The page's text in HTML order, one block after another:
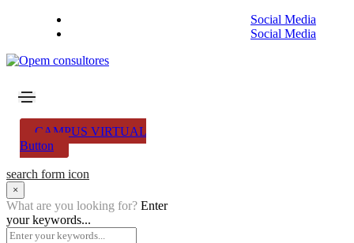
Social Media
Social Media
CAMPUS VIRTUAL
Button
search form icon
×
What are you looking for? Enter
your keywords...